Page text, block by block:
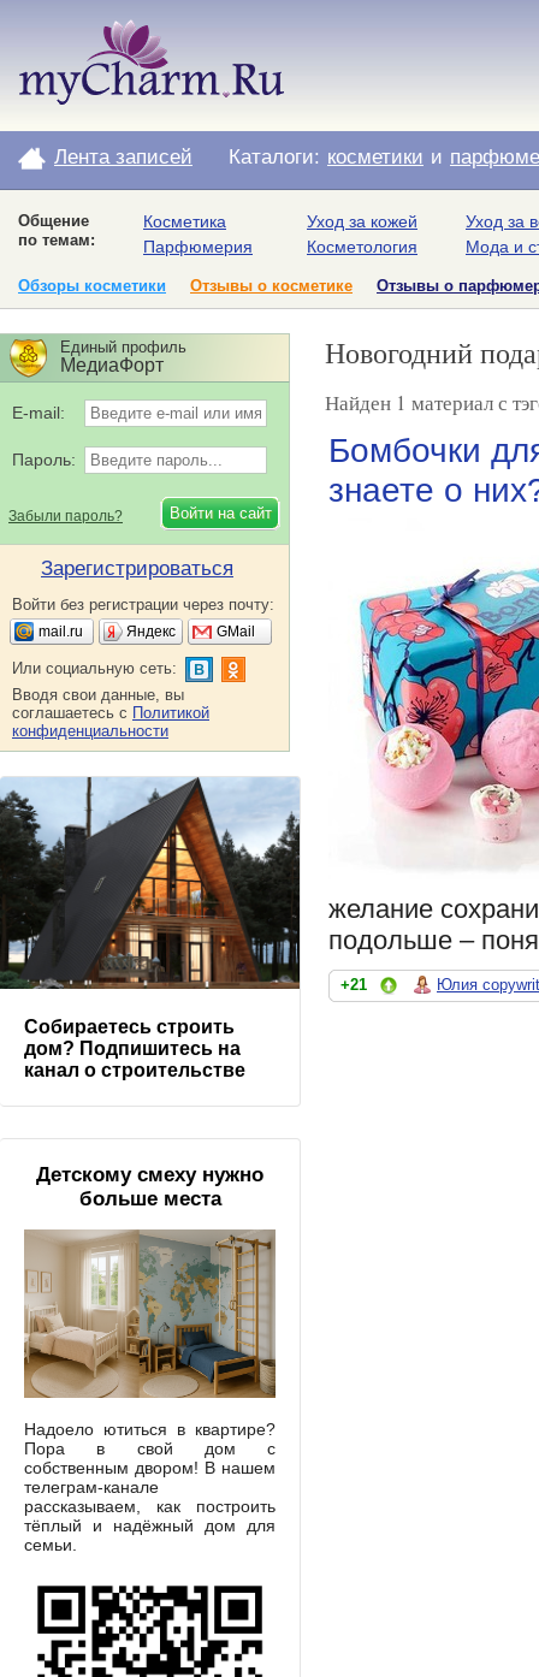
Лента записей Каталоги: косметики и
Общение
по темам:
Косметика
Парфюмерия
Уход за кожей
Косметология
Уход за
Мода и
Обзоры косметики Отзывы о косметике Отзывы о
Новогодний
Найден 1 материал с
Бомбочки
знаете о
желание
подольше –
+21 Юлия
Единый профиль
МедиаФорт
E-mail:
Пароль:
Забыли пароль?
Зарегистрироваться
Войти без регистрации через почту:
mail.ru Яндекс GMail
Или социальную сеть:
Вводя свои данные, вы
соглашаетесь с Политикой
конфиденциальности
Собираетесь строить
дом? Подпишитесь на
канал о строительстве
Детскому смеху нужно
больше места
Надоело ютиться в квартире?
Пора в свой дом с
собственным двором! В нашем
телеграм-канале
рассказываем, как построить
тёплый и надёжный дом для
семьи.